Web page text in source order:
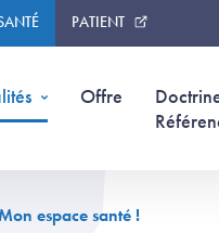
PATIENT
Offre
espace santé !